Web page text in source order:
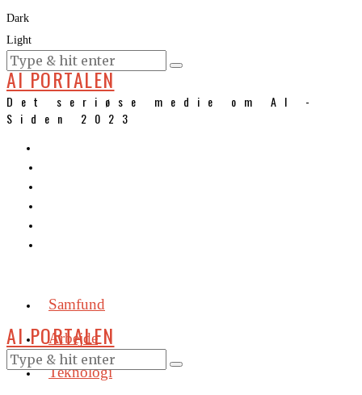
Dark
Light
KURSER
AI PORTALEN
Det seriøse medie om AI -
Siden 2023
Samfund
Arbejde
Teknologi
AI PORTALEN